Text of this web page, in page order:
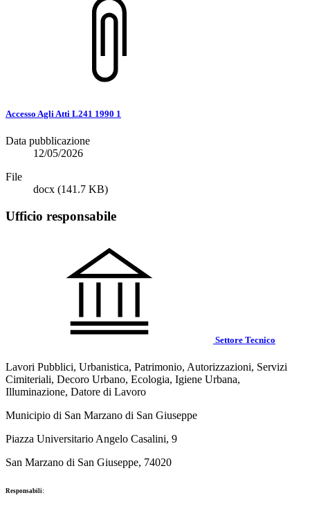
Accesso Agli Atti L241 1990 1
Data pubblicazione
12/05/2026
File
docx (141.7 KB)
Ufficio responsabile
Settore Tecnico
Lavori Pubblici, Urbanistica, Patrimonio, Autorizzazioni, Servizi
Cimiteriali, Decoro Urbano, Ecologia, Igiene Urbana,
Illuminazione, Datore di Lavoro
Municipio di San Marzano di San Giuseppe
Piazza Universitario Angelo Casalini, 9
San Marzano di San Giuseppe, 74020
Responsabili: